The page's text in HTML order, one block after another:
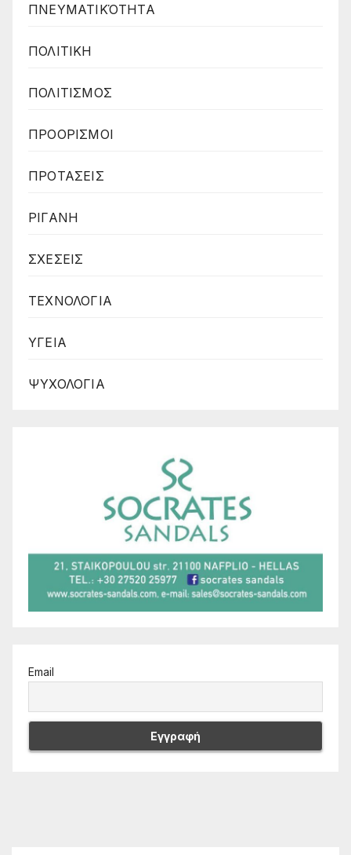
ΠΝΕΥΜΑΤΙΚΌΤΗΤΑ
ΠΟΛΙΤΙΚΗ
ΠΟΛΙΤΙΣΜΟΣ
ΠΡΟΟΡΙΣΜΟΙ
ΠΡΟΤΑΣΕΙΣ
ΡΙΓΑΝΗ
ΣΧΕΣΕΙΣ
ΤΕΧΝΟΛΟΓΙΑ
ΥΓΕΙΑ
ΨΥΧΟΛΟΓΙΑ
Email